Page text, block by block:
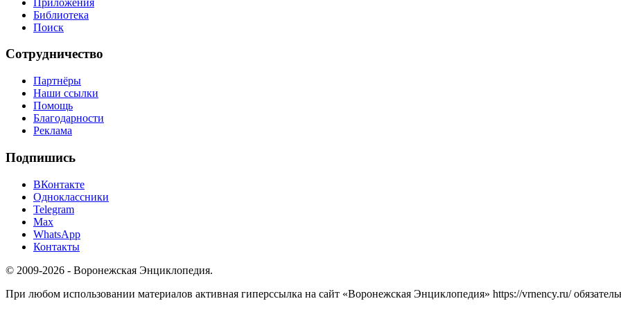
Библиотека
Поиск
Сотрудничество
Партнёры
Наши ссылки
Помощь
Благодарности
Реклама
Подпишись
ВКонтакте
Одноклассники
Telegram
Max
WhatsApp
Контакты
© 2009-2026 - Воронежская Энциклопедия.
При любом использовании материалов активная гиперссылка на сайт «Воронежская Энциклопедия» https://vrnency.ru/